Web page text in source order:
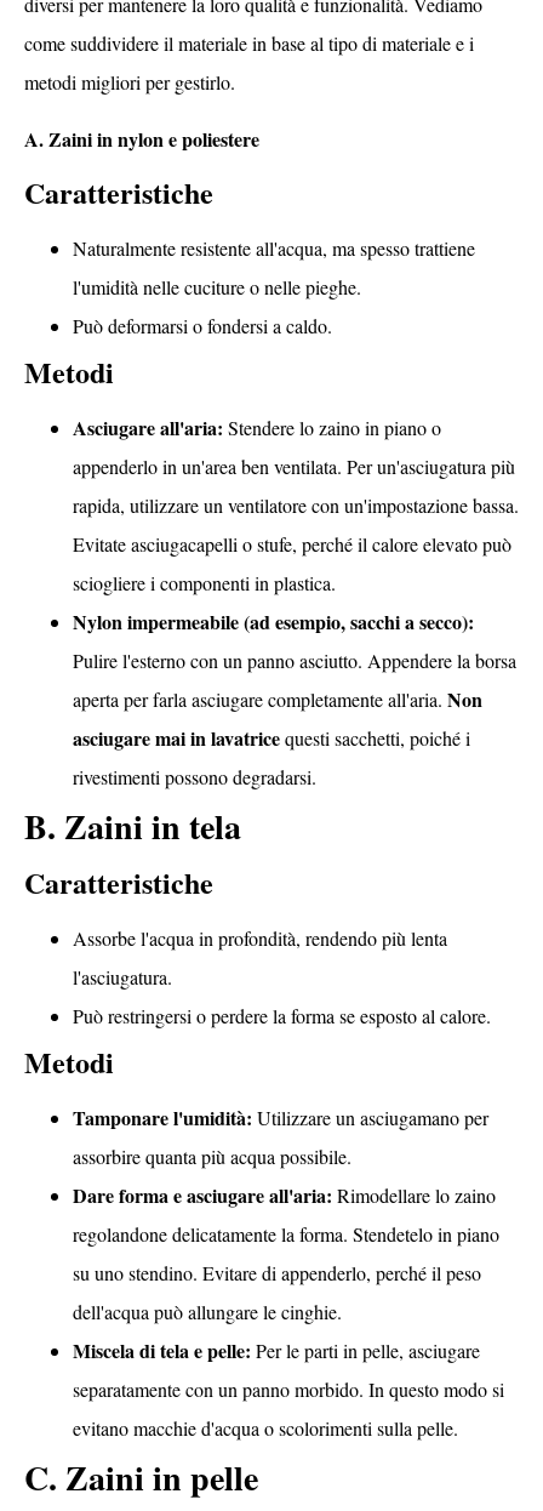
come suddividere il materiale in base al tipo di materiale e i
metodi migliori per gestirlo.
A. Zaini in nylon e poliestere
Caratteristiche
Naturalmente resistente all'acqua, ma spesso trattiene
l'umidità nelle cuciture o nelle pieghe.
Può deformarsi o fondersi a caldo.
Metodi
Asciugare all'aria: Stendere lo zaino in piano o
appenderlo in un'area ben ventilata. Per un'asciugatura più
rapida, utilizzare un ventilatore con un'impostazione bassa.
Evitate asciugacapelli o stufe, perché il calore elevato può
sciogliere i componenti in plastica.
Nylon impermeabile (ad esempio, sacchi a secco):
Pulire l'esterno con un panno asciutto. Appendere la borsa
aperta per farla asciugare completamente all'aria. Non
asciugare mai in lavatricequesti sacchetti, poiché i
rivestimenti possono degradarsi.
B. Zaini in tela
Caratteristiche
Assorbe l'acqua in profondità, rendendo più lenta
l'asciugatura.
Può restringersi o perdere la forma se esposto al calore.
Metodi
Tamponare l'umidità: Utilizzare un asciugamano per
assorbire quanta più acqua possibile.
Dare forma e asciugare all'aria: Rimodellare lo zaino
regolandone delicatamente la forma. Stendetelo in piano
su uno stendino. Evitare di appenderlo, perché il peso
dell'acqua può allungare le cinghie.
Miscela di tela e pelle: Per le parti in pelle, asciugare
separatamente con un panno morbido. In questo modo si
evitano macchie d'acqua o scolorimenti sulla pelle.
C. Zaini in pelle